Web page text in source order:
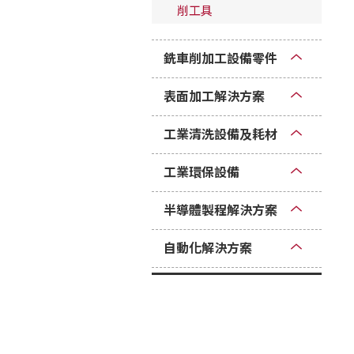
削工具
銑車削加工設備零件
表面加工解決方案
工業清洗設備及耗材
工業環保設備
半導體製程解決方案
自動化解決方案